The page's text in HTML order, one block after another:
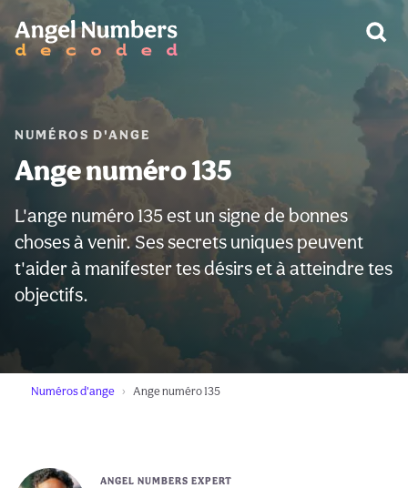
NUMÉROS D'ANGE
Ange numéro 135
L'ange numéro 135 est un signe de bonnes
choses à venir. Ses secrets uniques peuvent
t'aider à manifester tes désirs et à atteindre tes
objectifs.
Numéros d'ange Ange numéro 135
ANGEL NUMBERS EXPERT
AVERTISSEMENT: